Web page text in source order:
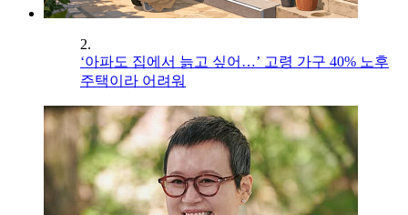
2.
‘아파도 집에서 늙고 싶어…’ 고령 가구 40% 노후
주택이라 어려워